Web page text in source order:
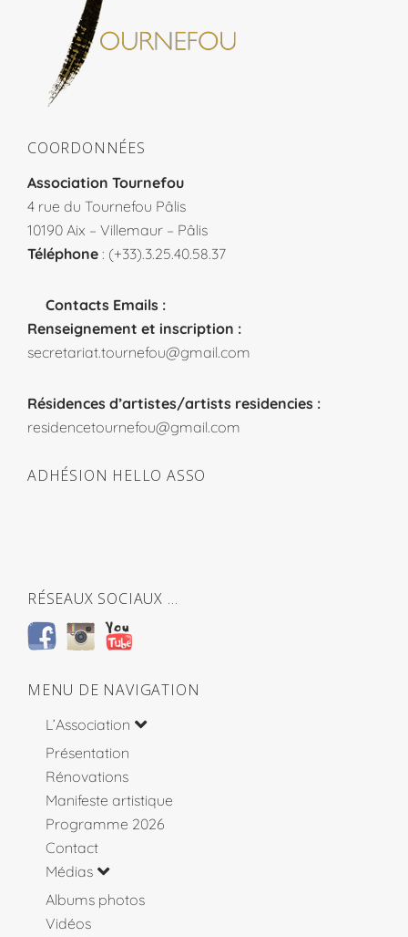
COORDONNÉES
Association Tournefou
4 rue du Tournefou Pâlis
10190 Aix – Villemaur – Pâlis
Téléphone : (+33).3.25.40.58.37
Contacts Emails :
Renseignement et inscription :
secretariat.tournefou@gmail.com
Résidences d’artistes/artists residencies :
residencetournefou@gmail.com
ADHÉSION HELLO ASSO
RÉSEAUX SOCIAUX …
MENU DE NAVIGATION
L’Association
Présentation
Rénovations
Manifeste artistique
Programme 2026
Contact
Médias
Albums photos
Vidéos